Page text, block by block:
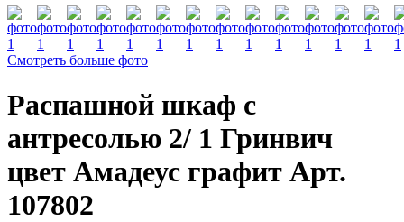
Смотреть больше фото
Распашной шкаф с
антресолью 2/ 1 Гринвич
цвет Амадеус графит Арт.
107802